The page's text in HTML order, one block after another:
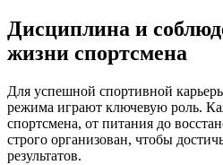
Дисциплина и
жизни спортсмена
Для успешной спортивной
режима играют ключевую роль.
спортсмена, от питания до
строго организован, чтобы
результатов.